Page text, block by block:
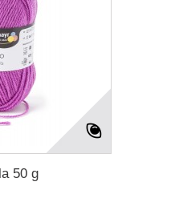
50 g